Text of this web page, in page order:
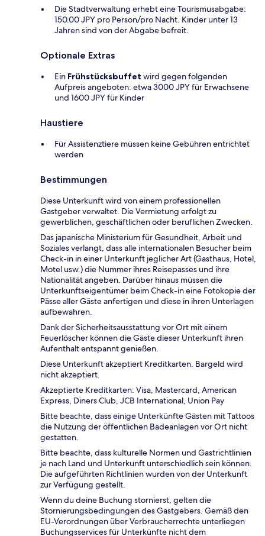
Die Stadtverwaltung erhebt eine Tourismusabgabe:
150.00 JPY pro Person/pro Nacht. Kinder unter 13
Jahren sind von der Abgabe befreit.
Optionale Extras
Ein Frühstücksbuffet wird gegen folgenden
Aufpreis angeboten: etwa 3000 JPY für Erwachsene
und 1600 JPY für Kinder
Haustiere
Für Assistenztiere müssen keine Gebühren entrichtet
werden
Bestimmungen
Diese Unterkunft wird von einem professionellen
Gastgeber verwaltet. Die Vermietung erfolgt zu
gewerblichen, geschäftlichen oder beruflichen Zwecken.
Das japanische Ministerium für Gesundheit, Arbeit und
Soziales verlangt, dass alle internationalen Besucher beim
Check-in in einer Unterkunft jeglicher Art (Gasthaus, Hotel,
Motel usw.) die Nummer ihres Reisepasses und ihre
Nationalität angeben. Darüber hinaus müssen die
Unterkunftseigentümer beim Check-in eine Fotokopie der
Pässe aller Gäste anfertigen und diese in ihren Unterlagen
aufbewahren.
Dank der Sicherheitsausstattung vor Ort mit einem
Feuerlöscher können die Gäste dieser Unterkunft ihren
Aufenthalt entspannt genießen.
Diese Unterkunft akzeptiert Kreditkarten. Bargeld wird
nicht akzeptiert.
Akzeptierte Kreditkarten: Visa, Mastercard, American
Express, Diners Club, JCB International, Union Pay
Bitte beachte, dass einige Unterkünfte Gästen mit Tattoos
die Nutzung der öffentlichen Badeanlagen vor Ort nicht
gestatten.
Bitte beachte, dass kulturelle Normen und Gastrichtlinien
je nach Land und Unterkunft unterschiedlich sein können.
Die aufgeführten Richtlinien wurden von der Unterkunft
zur Verfügung gestellt.
Wenn du deine Buchung stornierst, gelten die
Stornierungsbedingungen des Gastgebers. Gemäß den
EU-Verordnungen über Verbraucherrechte unterliegen
Buchungsservices für Unterkünfte nicht dem